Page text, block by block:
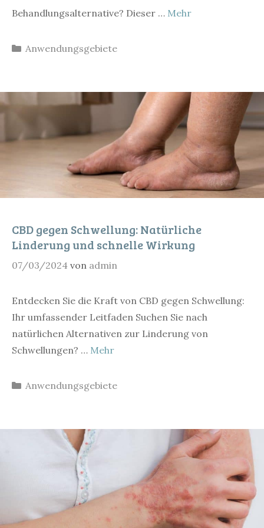
Behandlungsalternative? Dieser … Mehr
Kategorien
Anwendungsgebiete
CBD gegen Schwellung: Natürliche
Linderung und schnelle Wirkung
07/03/2024 von admin
Entdecken Sie die Kraft von CBD gegen Schwellung:
Ihr umfassender Leitfaden Suchen Sie nach
natürlichen Alternativen zur Linderung von
Schwellungen? … Mehr
Kategorien
Anwendungsgebiete